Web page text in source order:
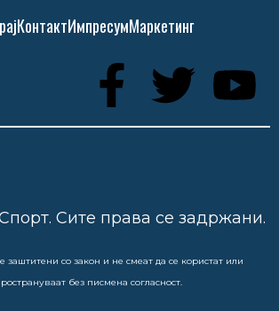
КонтактИмпресумМаркетинг
Сите права се задржани.
со закон и не смеат да се користат или
без писмена согласност.